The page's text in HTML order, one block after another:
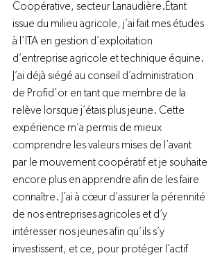
Coopérative, secteur Lanaudière.Étant
issue du milieu agricole, j’ai fait mes études
à l’ITA en gestion d’exploitation
d’entreprise agricole et technique équine.
J’ai déjà siégé au conseil d’administration
de Profid’or en tant que membre de la
relève lorsque j’étais plus jeune. Cette
expérience m’a permis de mieux
comprendre les valeurs mises de l’avant
par le mouvement coopératif et je souhaite
encore plus en apprendre afin de les faire
connaître. J’ai à cœur d’assurer la pérennité
de nos entreprises agricoles et d’y
intéresser nos jeunes afin qu’ils s’y
investissent, et ce, pour protéger l’actif